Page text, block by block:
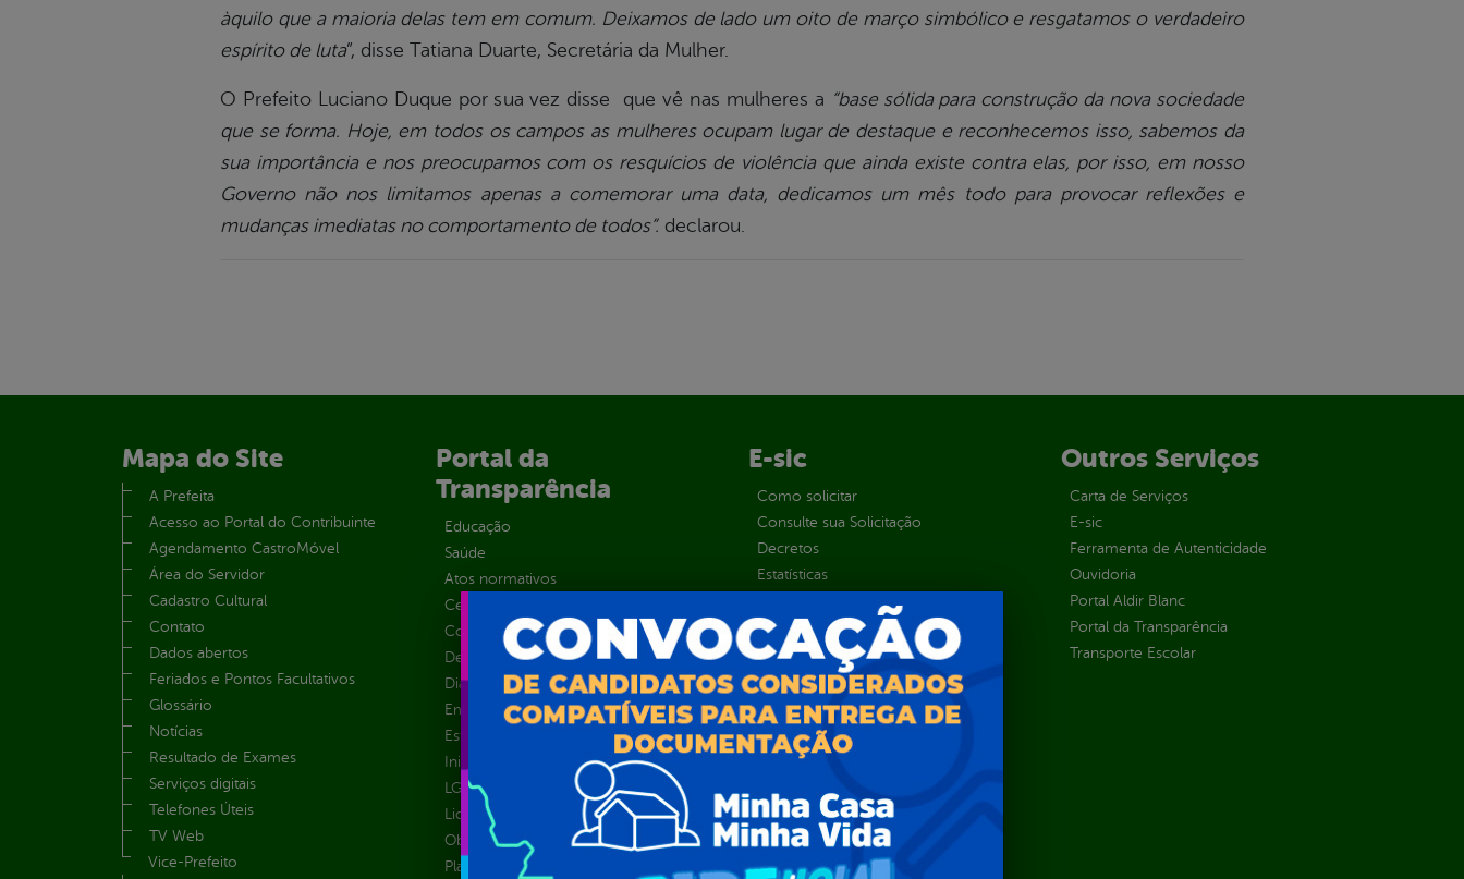
àquilo que a maioria delas tem em comum. Deixamos de lado um oito de março simbólico e resgatamos o verdadeiro
espírito de luta”, disse Tatiana Duarte, Secretária da Mulher.
O Prefeito Luciano Duque por sua vez disse que vê nas mulheres a “base sólida para construção da nova sociedade
que se forma. Hoje, em todos os campos as mulheres ocupam lugar de destaque e reconhecemos isso, sabemos da
sua importância e nos preocupamos com os resquícios de violência que ainda existe contra elas, por isso, em nosso
Governo não nos limitamos apenas a comemorar uma data, dedicamos um mês todo para provocar reflexões e
mudanças imediatas no comportamento de todos”. declarou.
Mapa do Site
A Prefeita
Acesso ao Portal do Contribuinte
Agendamento CastroMóvel
Área do Servidor
Cadastro Cultural
Contato
Dados abertos
Feriados e Pontos Facultativos
Glossário
Notícias
Resultado de Exames
Serviços digitais
Telefones Úteis
TV Web
Vice-Prefeito
Portal da
Transparência
Educação
Saúde
Atos normativos
Central de Dúvidas
Convênios e Transferências
Despesas
Diárias
Emendas parlamentares
Estrutura Organizacional
Inicio
LGPD e Governo Digital
Licitações e Contratos
Obras Públicas
Planejamento e Prestação de Contas
E-sic
Como solicitar
Consulte sua Solicitação
Decretos
Estatísticas
Prazos e autoridades
Sic Físico
Solicitar Recurso
Solicitar um pedido
Outros Serviços
Carta de Serviços
E-sic
Ferramenta de Autenticidade
Ouvidoria
Portal Aldir Blanc
Portal da Transparência
Transporte Escolar